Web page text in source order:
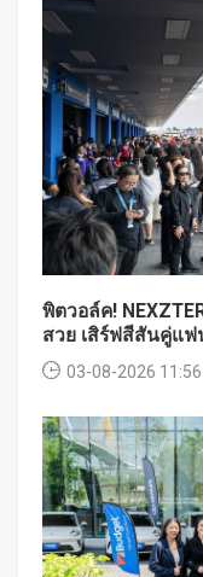
พิตวอล์ค!
สวย เสิร์ฟสีสันคู่แฟ
03-08-2026 11:56